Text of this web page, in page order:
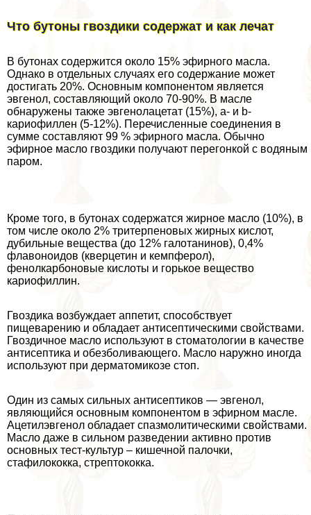
Что бутоны гвоздики содержат и как лечат
В бутонах содержится около 15% эфирного масла.
Однако в отдельных случаях его содержание может
достигать 20%. Основным компо­нентом является
эвгенол, составляющий около 70-90%. В масле
обнаружены также эвгенолацетат (15%), a- и b-
кариофиллен (5-12%). Перечисленные соединения в
сумме составляют 99 % эфирного масла. Обычно
эфирное масло гвоздики получают перегонкой с водяным
паром.
Кроме того, в бутонах содержатся жирное масло (10%), в
том числе около 2% тритерпеновых жирных кислот,
дубильные вещества (до 12% галотанинов), 0,4%
флавоноидов (кверцетин и кемпферол),
фенолкарбоновые кислоты и горькое вещество
кариофиллин.
Гвоздика возбуждает ап­петит, способствует
пищеварению и обладает анти­септическими свойствами.
Гвоздичное масло используют в стоматологии в ка­честве
антисептика и обезболивающего. Масло наружно иногда
используют при дерматомикозе стоп.
Один из самых сильных антисептиков — эвгенол,
являющийся основным компонентом в эфирном масле.
Ацетилэвгенол обладает спазмолитическими свойствами.
Масло даже в сильном разведении активно против
основных тест-культур – кишечной палочки,
стафилококка, стрептококка.